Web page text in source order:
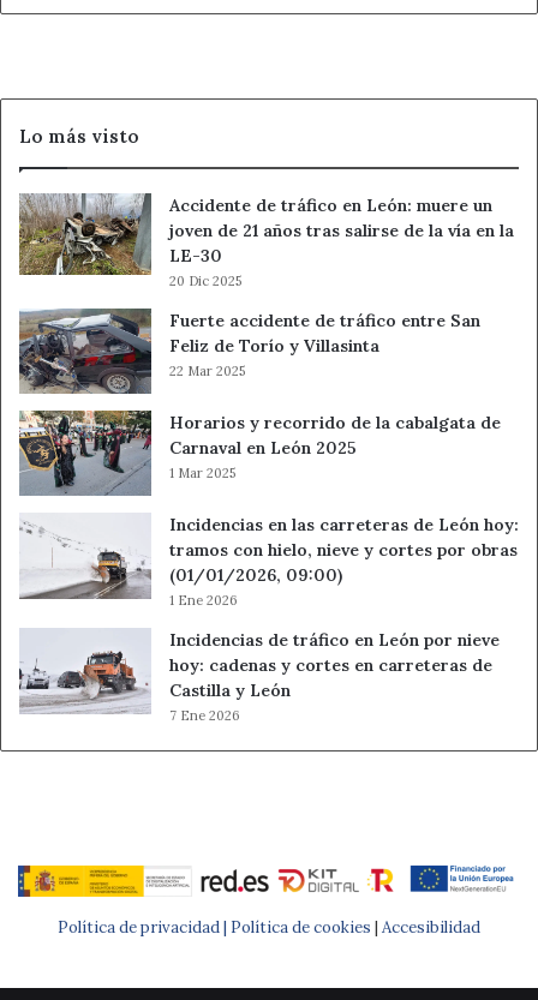
de
Lo más visto
Accidente de tráfico en León: muere un
joven de 21 años tras salirse de la vía en la
LE-30
20 Dic 2025
Fuerte accidente de tráfico entre San
Feliz de Torío y Villasinta
22 Mar 2025
Horarios y recorrido de la cabalgata de
Carnaval en León 2025
1 Mar 2025
Incidencias en las carreteras de León hoy:
tramos con hielo, nieve y cortes por obras
(01/01/2026, 09:00)
1 Ene 2026
Incidencias de tráfico en León por nieve
hoy: cadenas y cortes en carreteras de
Castilla y León
7 Ene 2026
Política de privacidad | Política de cookies | Accesibilidad